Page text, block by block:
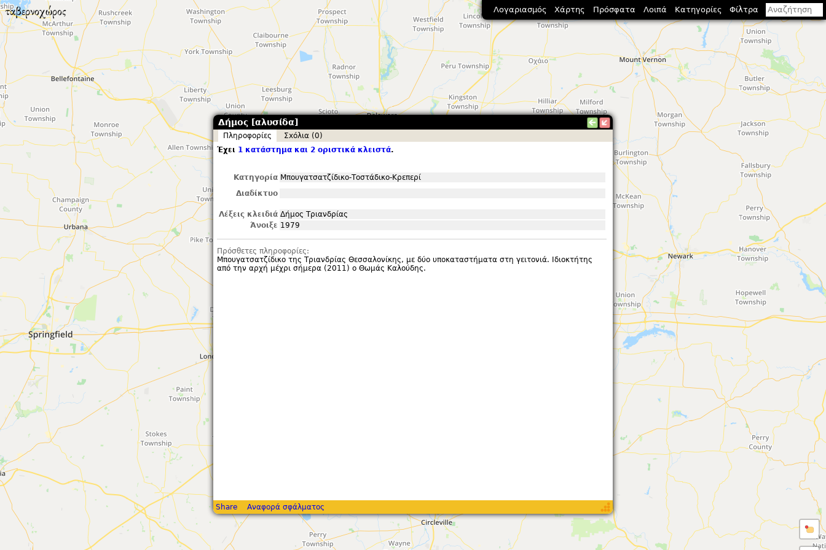
Δήμος [αλυσίδα]
Πληροφορίες
Σxόλια (0)
Έχει 1 κατάστημα και 2 οριστικά κλειστά.
Κατηγορία Μπουγατσατζίδικο-Τοστάδικο-Κρεπερί
Διαδίκτυο
Λέξεις κλειδιά Δήμος Τριανδρίας
Άνοιξε 1979
Πρόσθετες πληροφορίες:
Μπουγατσατζίδικο της Τριανδρίας Θεσσαλονίκης, με δύο υποκαταστήματα στη γειτονιά. Ιδιοκτήτης
από την αρχή μέχρι σήμερα (2011) ο Θωμάς Καλούδης.
Share Αναφορά σφάλματος
Λογαριασμός Χάρτης Πρόσφατα Λοιπά Κατηγορίες Φίλτρα